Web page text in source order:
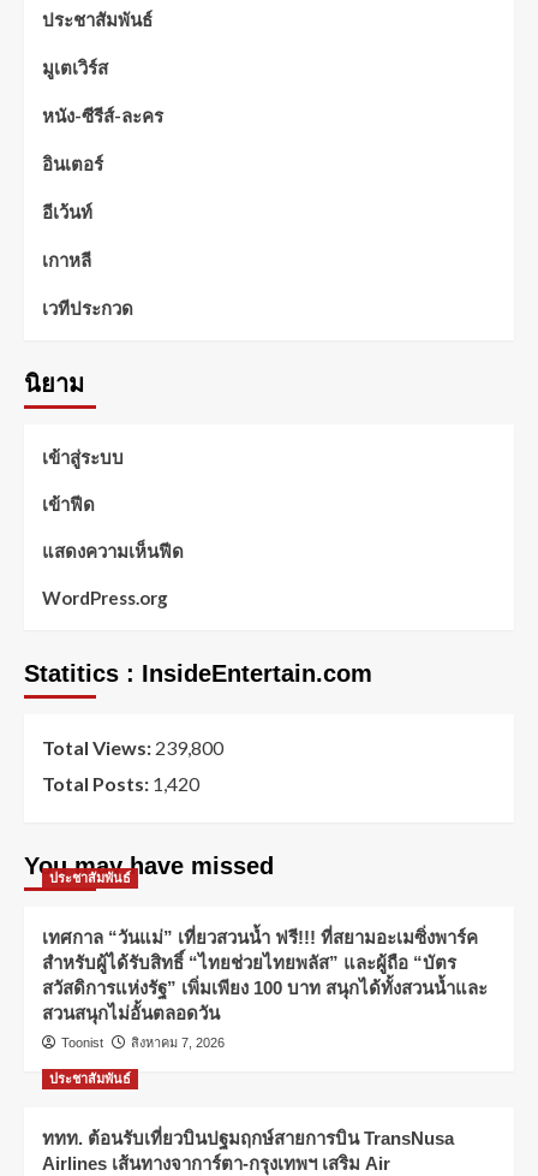
ประชาสัมพันธ์
มูเตเวิร์ส
หนัง-ซีรีส์-ละคร
อินเตอร์
อีเว้นท์
เกาหลี
เวทีประกวด
นิยาม
เข้าสู่ระบบ
เข้าฟีด
แสดงความเห็นฟีด
WordPress.org
Statitics : InsideEntertain.com
Total Views: 239,800
Total Posts: 1,420
You may have missed
ประชาสัมพันธ์
เทศกาล “วันแม่” เที่ยวสวนน้ำ ฟรี!!! ที่สยามอะเมซิ่งพาร์ค
สำหรับผู้ได้รับสิทธิ์ “ไทยช่วยไทยพลัส” และผู้ถือ “บัตร
สวัสดิการแห่งรัฐ” เพิ่มเพียง 100 บาท สนุกได้ทั้งสวนน้ำและ
สวนสนุกไม่อั้นตลอดวัน
Toonist สิงหาคม 7, 2026
ประชาสัมพันธ์
ททท. ต้อนรับเที่ยวบินปฐมฤกษ์สายการบิน TransNusa
Airlines เส้นทางจาการ์ตา-กรุงเทพฯ เสริม Air